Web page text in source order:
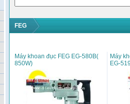
FEG
Máy khoan đục FEG EG-580B(
850W)
Máy
EG-